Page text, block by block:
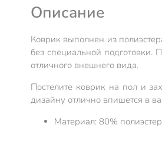
Описание
Коврик выполнен из
без специальной подготовки.
отличного внешнего вида.
Постелите коврик на пол и
дизайну отлично впишется в
Материал: 80%